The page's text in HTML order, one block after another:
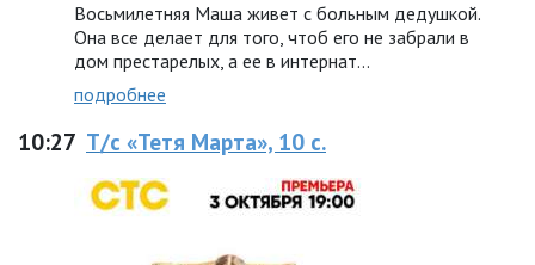
Восьмилетняя Маша живет с больным дедушкой.
Она все делает для того, чтоб его не забрали в
дом престарелых, а ее в интернат…
подробнее
10:27 Т/с «Тетя Марта», 10 с.